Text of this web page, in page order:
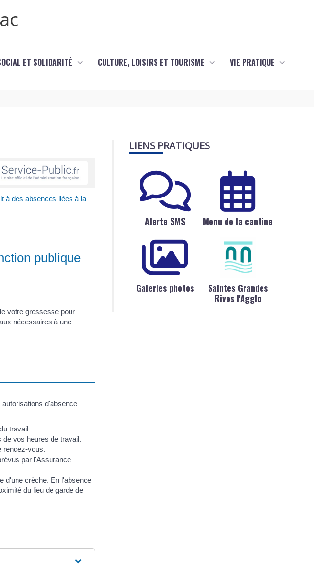
ET SOLIDARITÉ CULTURE, LOISIRS ET TOURISME VIE PRATIQUE
à des absences liées à la
publique
votre grossesse pour
nécessaires à une
autorisations d'absence
travail
de vos heures de travail.
rendez-vous.
par l'Assurance
d'une crèche. En l'absence
du lieu de garde de
LIENS PRATIQUES
Alerte SMS Menu de la cantine
Galeries photos
Saintes Grandes
Rives l'Agglo